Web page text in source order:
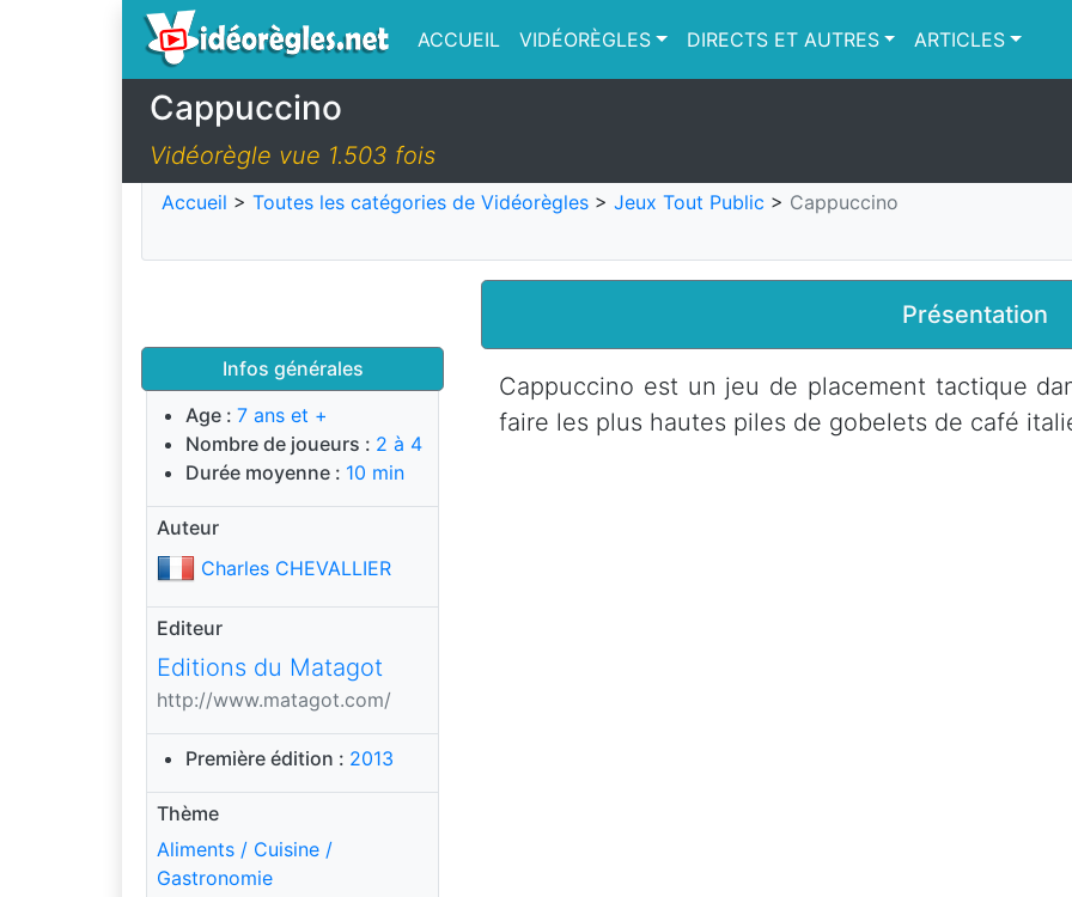
ACCUEIL VIDÉORÈGLES DIRECTS ET AUTRES ARTICLES
Cappuccino
Vidéorègle vue 1.503 fois
Accueil > Toutes les catégories de Vidéorègles > Jeux Tout Public > Cappuccino
Infos générales
Age : 7 ans et +
Nombre de joueurs : 2 à 4
Durée moyenne : 10 min
Auteur
Charles CHEVALLIER
Editeur
Editions du Matagot
http://www.matagot.com/
Première édition : 2013
Thème
Aliments / Cuisine /
Gastronomie
Présentation
Cappuccino est un jeu de placement tactique
faire les plus hautes piles de gobelets de café